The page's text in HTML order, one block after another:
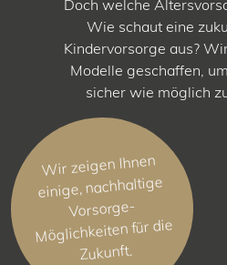
Doch welche
Wie schaut eine
Kindervorsorge aus?
Modelle geschaffen,
sicher wie möglich
Wir zeigen Ihnen
einige, nachhaltige
Vorsorge-
Möglichkeiten für die
Zukunft.